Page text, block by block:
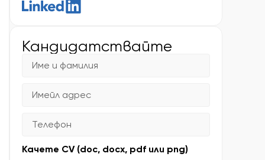
Кандидатствайте
Качете CV (doc, docx, pdf или png)